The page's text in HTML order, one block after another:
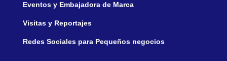
Eventos y Embajadora de Marca
Visitas y Reportajes
Redes Sociales para Pequeños negocios